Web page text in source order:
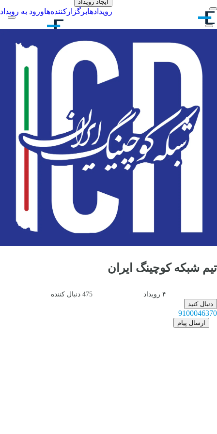
ایجاد رویداد
رویدادهابرگزارکننده‌هاورود به رویداد
تیم شبکه کوچینگ ایران
۴ رویداد 475 دنبال کننده
دنبال کنید
9100046370
ارسال پیام